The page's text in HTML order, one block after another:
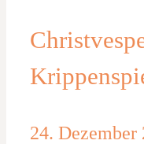
24. Dezember